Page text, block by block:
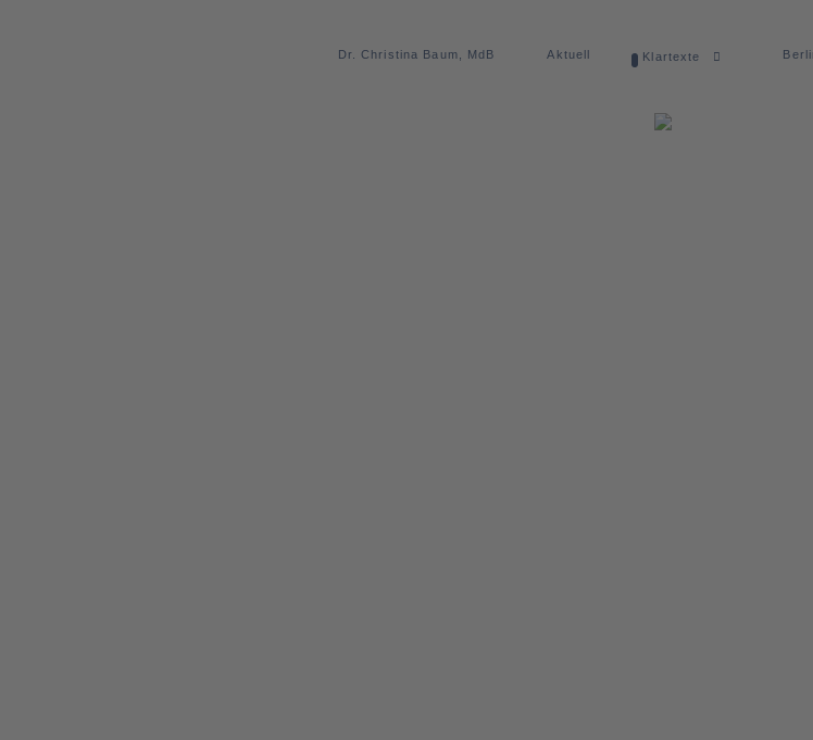
Dr. Christina Baum, MdB Aktuell Klartexte